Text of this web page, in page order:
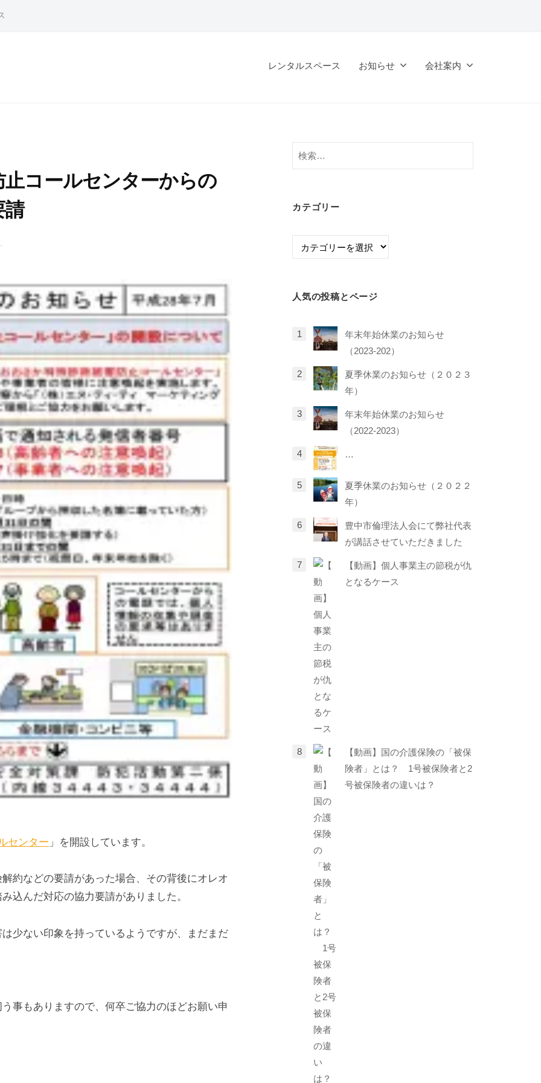
レンタルスペース お知らせ 会社案内
コールセンターからの
請
センター 」を開設しています。
約などの要請があった場合、その背後にオレオ
込んだ対応の協力要請がありました。
少ない印象を持っているようですが、まだまだ
事もありますので、何卒ご協力のほどお願い申
検
索:
カテゴリー
カ
ー
人気の投稿とページ
年末年始休業のお知らせ
（2023-202）
夏季休業のお知らせ（２０２３
年）
年末年始休業のお知らせ
（2022-2023）
…
夏季休業のお知らせ（２０２２
年）
豊中市倫理法人会にて弊社代表
が講話させていただきました
【動画】個人事業主の節税が仇
となるケース
【動画】国の介護保険の「被保
険者」とは？ 1号被保険者と2
号被保険者の違いは？